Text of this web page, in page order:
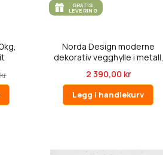
GRATIS
LEVERING
Norda Design moderne
dekorativ vegghylle i metall,
2 390,00 kr
Legg i handlekurv